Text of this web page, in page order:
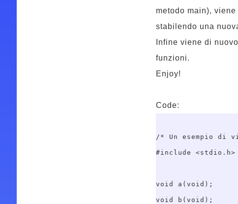
metodo main),
stabilendo una
Infine viene di
funzioni.
Enjoy!
Code:
/* Un esempio
#include <stdio.h>
void a(void);
void b(void);